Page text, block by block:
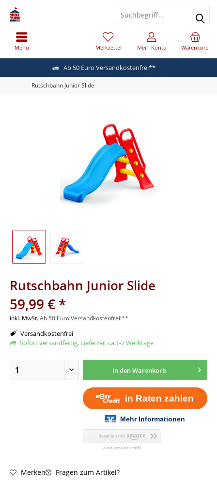
Ab 50 Euro Versandkostenfrei**
Menü Warenkorb
Merkzettel Mein Konto
Rutschbahn Junior Slide
Rutschbahn Junior Slide
59,99 € *
inkl. MwSt.Ab 50 Euro Versandkostenfrei!**
Versandkostenfrei
Sofort versandfertig, Lieferzeit ca.1-2 Werktage
In denWarenkorb
Merken Fragen zum Artikel?